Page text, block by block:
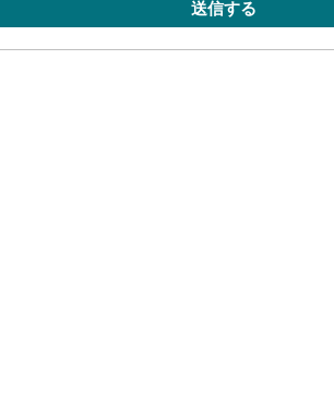
送信する